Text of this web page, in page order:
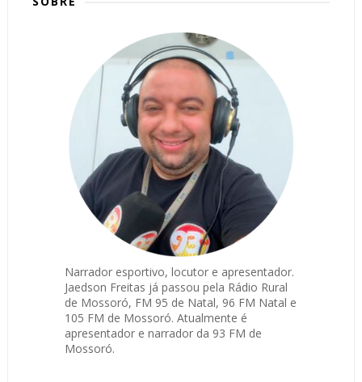
Narrador esportivo, locutor e apresentador.
Jaedson Freitas já passou pela Rádio Rural
de Mossoró, FM 95 de Natal, 96 FM Natal e
105 FM de Mossoró. Atualmente é
apresentador e narrador da 93 FM de
Mossoró.